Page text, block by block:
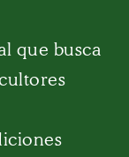
que busca